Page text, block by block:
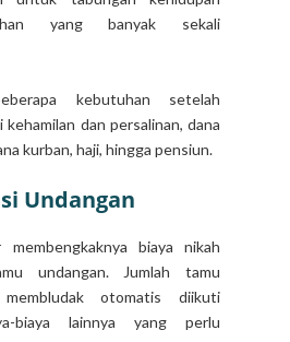
yang banyak sekali
kebutuhan setelah
dan persalinan, dana
kurban, haji, hingga pensiun.
Undangan
biaya nikah
undangan. Jumlah tamu
otomatis diikuti
biaya lainnya yang perlu